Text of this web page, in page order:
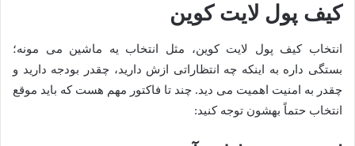
کیف پول لایت کوین
انتخاب کیف پول لایت کوین، مثل انتخاب یه ماشین می مونه؛
بستگی داره به اینکه چه انتظاراتی ازش دارید، چقدر بودجه دارید و
چقدر به امنیت اهمیت می دید. چند تا فاکتور مهم هست که باید موقع
انتخاب حتماً بهشون توجه کنید: